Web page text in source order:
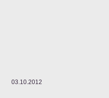
03.10.2012